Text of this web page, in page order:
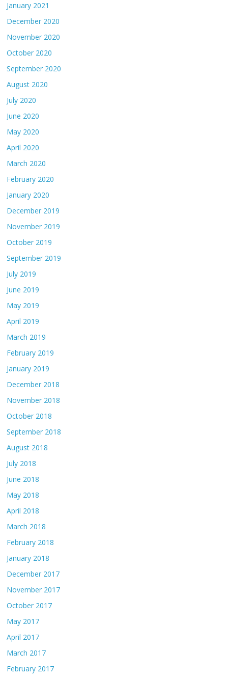
January 2021
December 2020
November 2020
October 2020
September 2020
August 2020
July 2020
June 2020
May 2020
April 2020
March 2020
February 2020
January 2020
December 2019
November 2019
October 2019
September 2019
July 2019
June 2019
May 2019
April 2019
March 2019
February 2019
January 2019
December 2018
November 2018
October 2018
September 2018
August 2018
July 2018
June 2018
May 2018
April 2018
March 2018
February 2018
January 2018
December 2017
November 2017
October 2017
May 2017
April 2017
March 2017
February 2017